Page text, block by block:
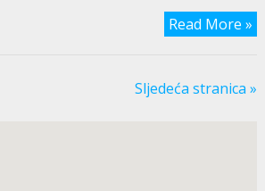
Read More »
Sljedeća stranica »